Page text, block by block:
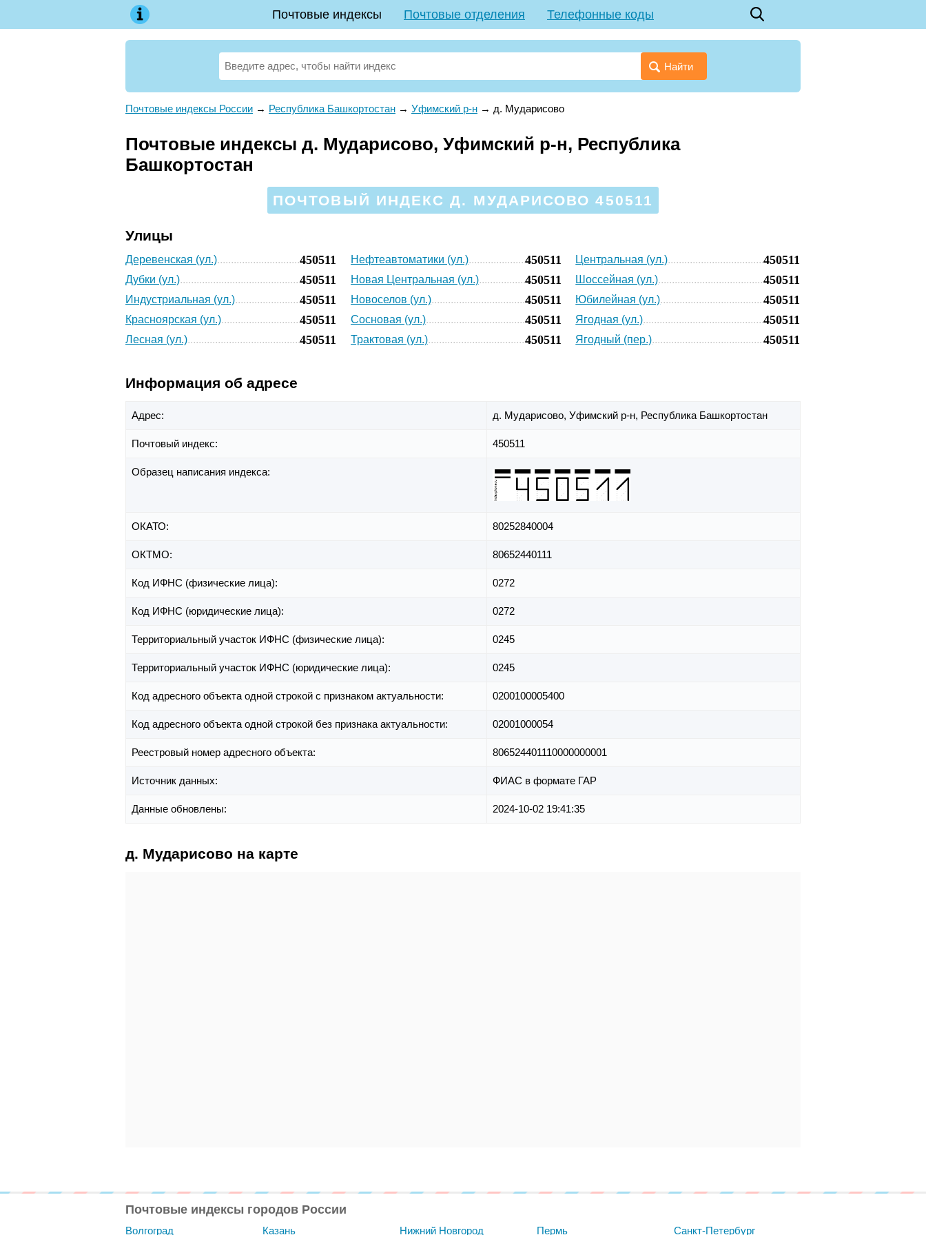
Почтовые индексы Почтовые отделения Телефонные коды
Найти
Почтовые индексы России → Республика Башкортостан → Уфимский р-н → д. Мударисово
Почтовые индексы д. Мударисово, Уфимский р-н, Республика
Башкортостан
ПОЧТОВЫЙ ИНДЕКС Д. МУДАРИСОВО 450511
Улицы
Деревенская (ул.) 450511
Дубки (ул.) 450511
Индустриальная (ул.) 450511
Красноярская (ул.) 450511
Лесная (ул.) 450511
Нефтеавтоматики (ул.) 450511
Новая Центральная (ул.) 450511
Новоселов (ул.) 450511
Сосновая (ул.) 450511
Трактовая (ул.) 450511
Центральная (ул.) 450511
Шоссейная (ул.) 450511
Юбилейная (ул.) 450511
Ягодная (ул.) 450511
Ягодный (пер.) 450511
Информация об адресе
Адрес: д. Мударисово, Уфимский р-н, Республика Башкортостан
Почтовый индекс: 450511
Образец написания индекса:
ОКАТО: 80252840004
ОКТМО: 80652440111
Код ИФНС (физические лица): 0272
Код ИФНС (юридические лица): 0272
Территориальный участок ИФНС (физические лица): 0245
Территориальный участок ИФНС (юридические лица): 0245
Код адресного объекта одной строкой с признаком актуальности: 0200100005400
Код адресного объекта одной строкой без признака актуальности: 02001000054
Реестровый номер адресного объекта: 806524401110000000001
Источник данных: ФИАС в формате ГАР
Данные обновлены: 2024-10-02 19:41:35
д. Мударисово на карте
Почтовые индексы городов России
Волгоград Казань Нижний Новгород Пермь Санкт-Петербург